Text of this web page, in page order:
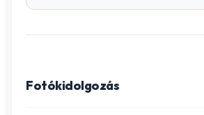
Fotókidolgozás